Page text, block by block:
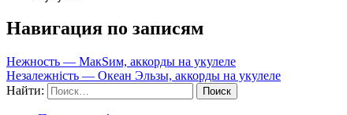
Навигация по записям
Нежность — МакSим, аккорды на укулеле
Незалежність — Океан Эльзы, аккорды на укулеле
Найти: